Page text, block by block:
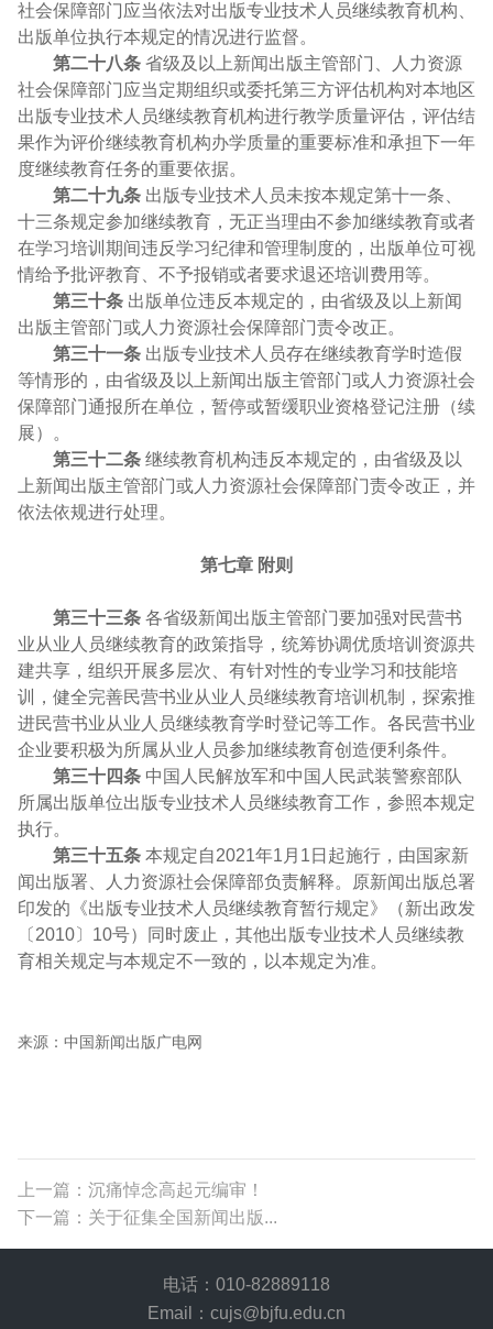
社会保障部门应当依法对出版专业技术人员继续教育机构、
出版单位执行本规定的情况进行监督。
第二十八条省级及以上新闻出版主管部门、人力资源
社会保障部门应当定期组织或委托第三方评估机构对本地区
出版专业技术人员继续教育机构进行教学质量评估，评估结
果作为评价继续教育机构办学质量的重要标准和承担下一年
度继续教育任务的重要依据。
第二十九条出版专业技术人员未按本规定第十一条、
十三条规定参加继续教育，无正当理由不参加继续教育或者
在学习培训期间违反学习纪律和管理制度的，出版单位可视
情给予批评教育、不予报销或者要求退还培训费用等。
第三十条出版单位违反本规定的，由省级及以上新闻
出版主管部门或人力资源社会保障部门责令改正。
第三十一条出版专业技术人员存在继续教育学时造假
等情形的，由省级及以上新闻出版主管部门或人力资源社会
保障部门通报所在单位，暂停或暂缓职业资格登记注册（续
展）。
第三十二条继续教育机构违反本规定的，由省级及以
上新闻出版主管部门或人力资源社会保障部门责令改正，并
依法依规进行处理。
第七章 附则
第三十三条各省级新闻出版主管部门要加强对民营书
业从业人员继续教育的政策指导，统筹协调优质培训资源共
建共享，组织开展多层次、有针对性的专业学习和技能培
训，健全完善民营书业从业人员继续教育培训机制，探索推
进民营书业从业人员继续教育学时登记等工作。各民营书业
企业要积极为所属从业人员参加继续教育创造便利条件。
第三十四条中国人民解放军和中国人民武装警察部队
所属出版单位出版专业技术人员继续教育工作，参照本规定
执行。
第三十五条本规定自2021年1月1日起施行，由国家新
闻出版署、人力资源社会保障部负责解释。原新闻出版总署
印发的《出版专业技术人员继续教育暂行规定》（新出政发
〔2010〕10号）同时废止，其他出版专业技术人员继续教
育相关规定与本规定不一致的，以本规定为准。
来源：中国新闻出版广电网
上一篇：沉痛悼念高起元编审！
下一篇：关于征集全国新闻出版...
电话：010-82889118
Email：cujs@bjfu.edu.cn